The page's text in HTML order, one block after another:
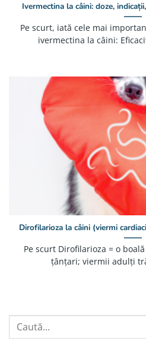
Ivermectina la câini: doze,
Pe scurt, iată cele mai
ivermectina la câini:
Dirofilarioza la câini (viermi
Pe scurt Dirofilarioza = o
țânțari; viermii adulți